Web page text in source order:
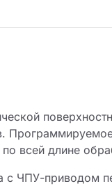
всей длине
с ЧПУ-приводом